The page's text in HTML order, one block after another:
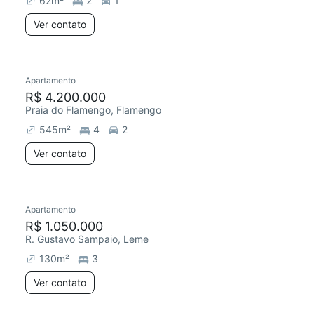
Ver contato
Apartamento
R$ 4.200.000
Praia do Flamengo, Flamengo
545m² 4
2
Ver contato
Apartamento
R$ 1.050.000
R. Gustavo Sampaio, Leme
130m²
3
Ver contato